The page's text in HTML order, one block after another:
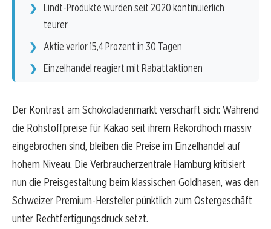
Lindt-Produkte wurden seit 2020 kontinuierlich
teurer
Aktie verlor 15,4 Prozent in 30 Tagen
Einzelhandel reagiert mit Rabattaktionen
Der Kontrast am Schokoladenmarkt verschärft sich: Während
die Rohstoffpreise für Kakao seit ihrem Rekordhoch massiv
eingebrochen sind, bleiben die Preise im Einzelhandel auf
hohem Niveau. Die Verbraucherzentrale Hamburg kritisiert
nun die Preisgestaltung beim klassischen Goldhasen, was den
Schweizer Premium-Hersteller pünktlich zum Ostergeschäft
unter Rechtfertigungsdruck setzt.